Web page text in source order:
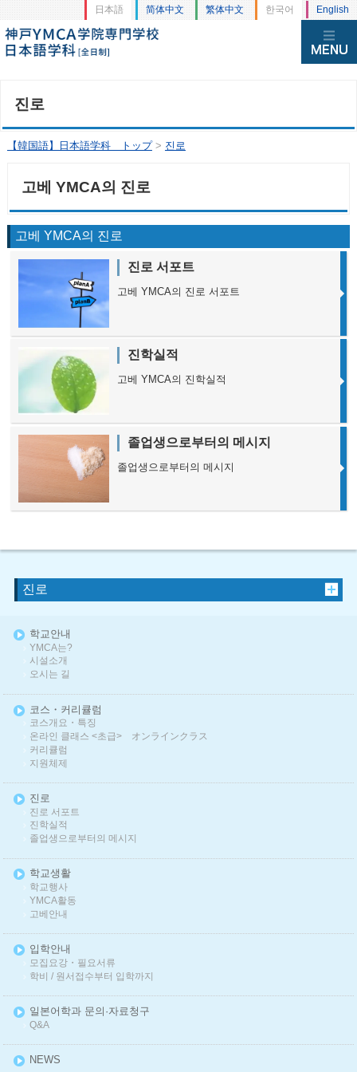
日本語 简体中文 繁体中文 한국어 English
진로
【韓国語】日本語学科 トップ > 진로
고베 YMCA의 진로
고베 YMCA의 진로
진로 서포트
고베 YMCA의 진로 서포트
진학실적
고베 YMCA의 진학실적
졸업생으로부터의 메시지
졸업생으로부터의 메시지
진로
학교안내
YMCA는?
시설소개
오시는 길
코스・커리큘럼
코스개요・특징
온라인 클래스 <초급> オンラインクラス
커리큘럼
지원체제
진로
진로 서포트
진학실적
졸업생으로부터의 메시지
학교생활
학교행사
YMCA활동
고베안내
입학안내
모집요강・필요서류
학비 / 원서접수부터 입학까지
일본어학과 문의·자료청구
Q&A
NEWS